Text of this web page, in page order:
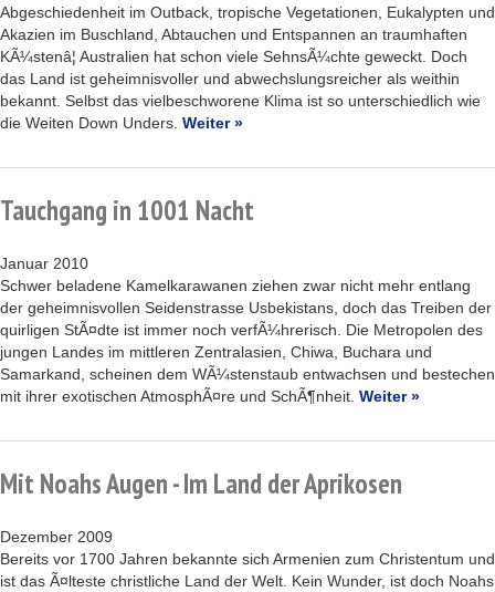
Abgeschiedenheit im Outback, tropische Vegetationen, Eukalypten und
Akazien im Buschland, Abtauchen und Entspannen an traumhaften
KÃ¼stenâ¦ Australien hat schon viele SehnsÃ¼chte geweckt. Doch
das Land ist geheimnisvoller und abwechslungsreicher als weithin
bekannt. Selbst das vielbeschworene Klima ist so unterschiedlich wie
die Weiten Down Unders. Weiter »
Tauchgang in 1001 Nacht
Januar 2010
Schwer beladene Kamelkarawanen ziehen zwar nicht mehr entlang
der geheimnisvollen Seidenstrasse Usbekistans, doch das Treiben der
quirligen StÃ¤dte ist immer noch verfÃ¼hrerisch. Die Metropolen des
jungen Landes im mittleren Zentralasien, Chiwa, Buchara und
Samarkand, scheinen dem WÃ¼stenstaub entwachsen und bestechen
mit ihrer exotischen AtmosphÃ¤re und SchÃ¶nheit. Weiter »
Mit Noahs Augen - Im Land der Aprikosen
Dezember 2009
Bereits vor 1700 Jahren bekannte sich Armenien zum Christentum und
ist das Ã¤lteste christliche Land der Welt. Kein Wunder, ist doch Noahs